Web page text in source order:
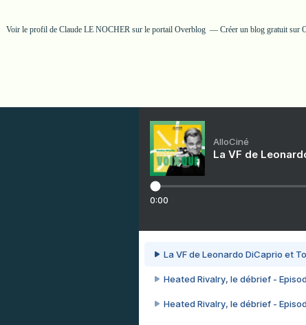
Voir le profil de Claude LE NOCHER sur le portail Overblog Créer un blog gratuit sur
AlloCiné
La VF de
0:00
La VF de Leonardo DiCaprio et
Heated Rivalry, le débrief -
Heated Rivalry, le débrief -